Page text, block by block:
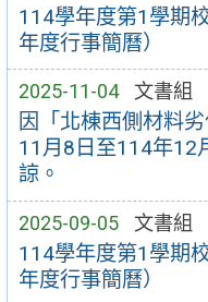
114學年度第1學期
年度行事簡曆）
2025-11-04 文書組
因「北棟西側材料
11月8日至114年12
諒。
2025-09-05 文書組
114學年度第1學期
年度行事簡曆）